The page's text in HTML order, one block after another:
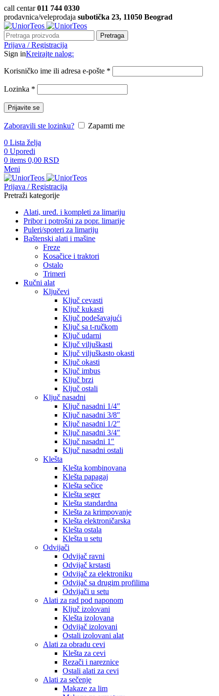
call centar011 744 0330
prodavnica/veleprodaja subotička 23, 11050 Beograd
Pretraga
Prijava / Registracija
Sign inKreirajte nalog:
Korisničko ime ili adresa e-pošte *
Lozinka *
Prijavite se
Zaboravili ste lozinku?
Zapamti me
0 Lista želja
0 Uporedi
0 items 0,00 RSD
Meni
Prijava / Registracija
Pretraži kategorije
Alati, uređ. i kompleti za limariju
Pribor i potrošni za popr. limarije
Puleri/spoteri za limariju
Baštenski alati i mašine
Freze
Kosačice i traktori
Ostalo
Trimeri
Ručni alat
Ključevi
Ključ cevasti
Ključ kukasti
Ključ podešavajući
Ključ sa t-ručkom
Ključ udarni
Ključ viljuškasti
Ključ viljuškasto okasti
Ključ okasti
Ključ imbus
Ključ brzi
Ključ ostali
Ključ nasadni
Ključ nasadni 1/4″
Ključ nasadni 3/8″
Ključ nasadni 1/2″
Ključ nasadni 3/4″
Ključ nasadni 1″
Ključ nasadni ostali
Klešta
Klešta kombinovana
Klešta papagaj
Klešta sečice
Klešta seger
Klešta standardna
Klešta za krimpovanje
Klešta elektroničarska
Klešta ostala
Klešta u setu
Odvijači
Odvijač ravni
Odvijač krstasti
Odvijač za elektroniku
Odvijač sa drugim profilima
Odvijači u setu
Alati za rad pod naponom
Ključ izolovani
Klešta izolovana
Odvijač izolovani
Ostali izolovani alat
Alati za obradu cevi
Klešta za cevi
Rezači i nareznice
Ostali alati za cevi
Alati za sečenje
Makaze za lim